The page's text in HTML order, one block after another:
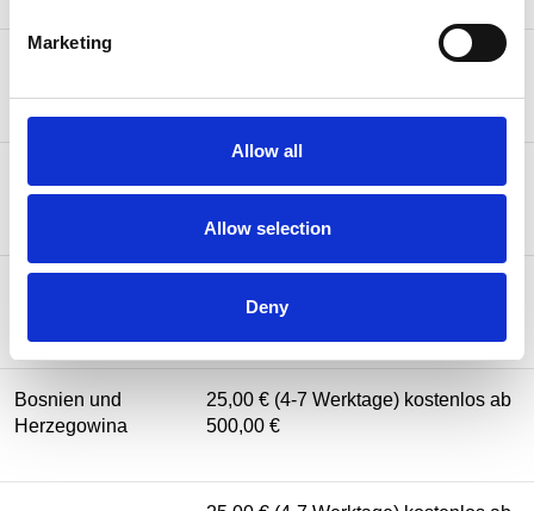
Marketing
Allow all
Allow selection
Deny
25,00 € (2-5 Werktage) kostenlos ab
Königreich(UK)
500,00 €
500,00 €
Bosnien und
Herzegowina
25,00 € (4-7 Werktage) kostenlos ab
500,00 €